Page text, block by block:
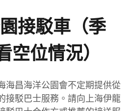
接駁車（季
空位情況）
海昌海洋公園會不定期提供從
接駁巴士服務。請向上海伊龍